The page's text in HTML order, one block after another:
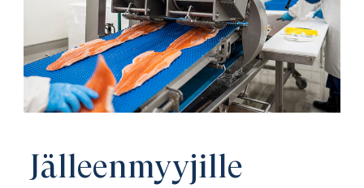
Jälleenmyyjille